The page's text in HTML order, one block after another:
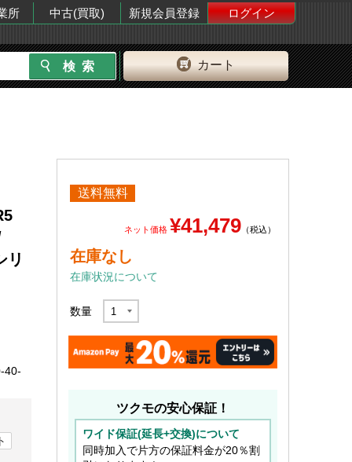
所 中古(買取) 新規会員登録 ログイン
カート
リ
40-
送料無料
ネット価格 ¥41,479 （税込）
在庫なし
在庫状況について
数量
ツクモの安心保証！
ワイド保証(延長+交換)について
同時加入で片方の保証料金が20％割